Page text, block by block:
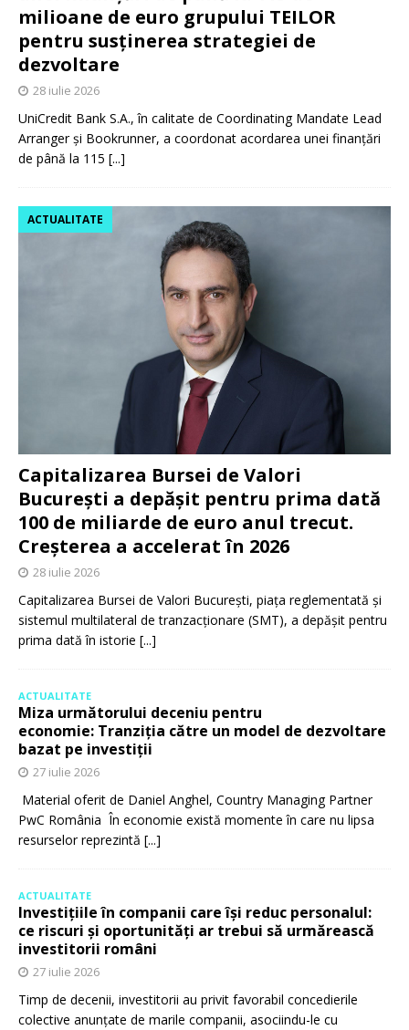
milioane de euro grupului TEILOR
pentru susținerea strategiei de
dezvoltare
28 iulie 2026
UniCredit Bank S.A., în calitate de Coordinating Mandate Lead
Arranger și Bookrunner, a coordonat acordarea unei finanțări
de până la 115 [...]
Capitalizarea Bursei de Valori
București a depășit pentru prima dată
100 de miliarde de euro anul trecut.
Creșterea a accelerat în 2026
ACTUALITATE
28 iulie 2026
Capitalizarea Bursei de Valori București, piața reglementată și
sistemul multilateral de tranzacționare (SMT), a depășit pentru
prima dată în istorie [...]
ACTUALITATE
Miza următorului deceniu pentru
economie: Tranziția către un model de dezvoltare
bazat pe investiții
27 iulie 2026
Material oferit de Daniel Anghel, Country Managing Partner
PwC România În economie există momente în care nu lipsa
resurselor reprezintă [...]
ACTUALITATE
Investițiile în companii care își reduc personalul:
ce riscuri și oportunități ar trebui să urmărească
investitorii români
27 iulie 2026
Timp de decenii, investitorii au privit favorabil concedierile
colective anunțate de marile companii, asociindu-le cu